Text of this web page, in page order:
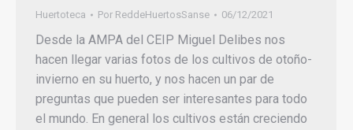
Huertoteca Por ReddeHuertosSanse 06/12/2021
Desde la AMPA del CEIP Miguel Delibes nos
hacen llegar varias fotos de los cultivos de otoño-
invierno en su huerto, y nos hacen un par de
preguntas que pueden ser interesantes para todo
el mundo. En general los cultivos están creciendo